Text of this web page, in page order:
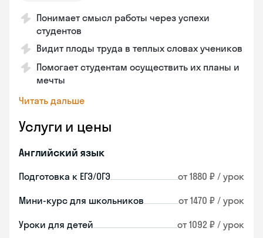
Понимает смысл работы через успехи
студентов
Видит плоды труда в теплых словах учеников
Помогает студентам осуществить их планы и
мечты
Читать дальше
Услуги и цены
Английский язык
Подготовка к ЕГЭ/ОГЭ от 1880 ₽ / урок
Мини-курс для школьников от 1470 ₽ / урок
Уроки для детей от 1092 ₽ / урок